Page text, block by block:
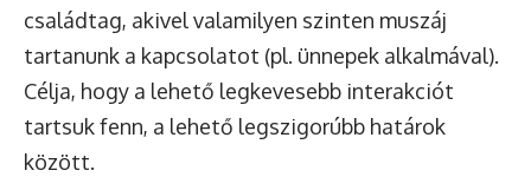
családtag, akivel valamilyen szinten muszáj
tartanunk a kapcsolatot (pl. ünnepek alkalmával).
Célja, hogy a lehető legkevesebb interakciót
tartsuk fenn, a lehető legszigorúbb határok
között.